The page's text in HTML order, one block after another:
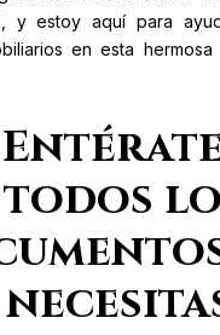
y estoy aquí para
en esta
todos